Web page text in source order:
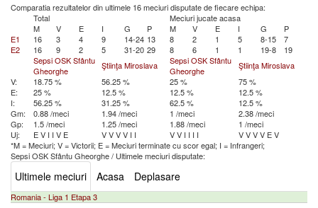
Comparatia rezultatelor din ultimele 16 meciuri disputate de fiecare echipa:
Total
Meciuri jucate acasa
M
V E I G P M V E I G
P
E1
16 3 4 9 14-24 13 8 2 1 5 8-15
7
E2
16 9 2 5 31-20 29 8 6 1 1 19-8
19
Sepsi OSK Sfântu
Gheorghe
Ştiinţa Miroslava
Sepsi OSK Sfântu
Gheorghe
Ştiinţa Miroslava
V:
18.75 % 56.25 % 25 %
75 %
E:
25 % 12.5 % 12.5 %
12.5 %
I:
56.25 % 31.25 % 62.5 %
12.5 %
Gm:
0.88 /meci 1.94 /meci 1 /meci
2.38 /meci
Gp:
1.5 /meci 1.25 /meci 1.88 /meci
1 /meci
Uj:
EV I I V E VVVV I I VV I I I I VVVV EV
*M = Meciuri; V = Victorii; E = Meciuri terminate cu scor egal; I = Infrangeri;
Sepsi OSK Sfântu Gheorghe/ Ultimele meciuri disputate:
Ultimele meciuri Acasa Deplasare
Romania - Liga 1 Etapa 3